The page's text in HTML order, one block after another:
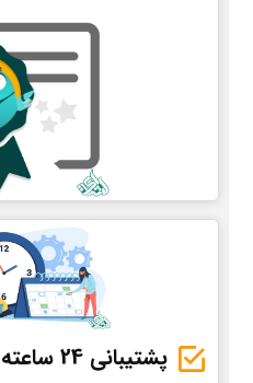
پشتیبانی 24 ساعته